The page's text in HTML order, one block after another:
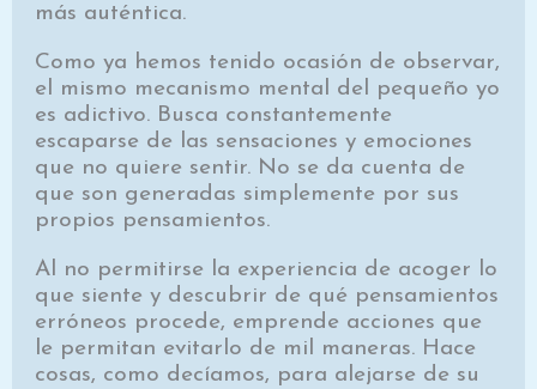
más auténtica.
Como ya hemos tenido ocasión de observar,
el mismo mecanismo mental del pequeño yo
es adictivo. Busca constantemente
escaparse de las sensaciones y emociones
que no quiere sentir. No se da cuenta de
que son generadas simplemente por sus
propios pensamientos.
Al no permitirse la experiencia de acoger lo
que siente y descubrir de qué pensamientos
erróneos procede, emprende acciones que
le permitan evitarlo de mil maneras. Hace
cosas, como decíamos, para alejarse de su